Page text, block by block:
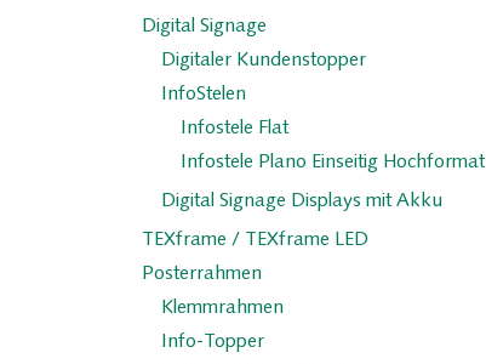
Digital Signage
Digitaler Kundenstopper
InfoStelen
Infostele Flat
Infostele Plano Einseitig Hochformat
Digital Signage Displays mit Akku
TEXframe / TEXframe LED
Posterrahmen
Klemmrahmen
Info-Topper